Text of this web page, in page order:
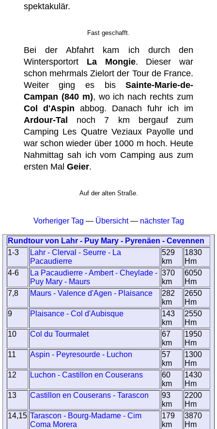
spektakulär.
Fast geschafft.
Bei der Abfahrt kam ich durch den
Wintersportort La Mongie. Dieser war
schon mehrmals Zielort der Tour de France.
Weiter ging es bisSainte-Marie-de-
Campan (840 m), wo ich nach rechts zum
Col d'Aspin abbog. Danach fuhr ich im
Ardour-Tal noch 7 km bergauf zum
Camping Les Quatre Veziaux Payolle und
war schon wieder über 1000 m hoch. Heute
Nahmittag sah ich vom Camping aus zum
ersten Mal Geier.
Auf der alten Straße.
Vorheriger Tag — Übersicht— nächster Tag
Rundtour von Lahr - Puy Mary - Pyrenäen - Cevennen
1-3
Lahr - Clerval - Seurre - La
Pacaudierre
529
km
1830
Hm
4-6
La Pacaudierre - Ambert - Cheylade -
Puy Mary - Maurs
370
km
6050
Hm
7,8
Maurs - Valence d'Agen - Plaisance
282
km
2650
Hm
9
Plaisance - Col d'Aubisque
143
km
2550
Hm
10
Col du Tourmalet
67
km
1950
Hm
11
Aspin - Peyresourde - Luchon
57
km
1300
Hm
12
Luchon - Castillon en Couserans
60
km
1430
Hm
13
Castillon en Couserans - Tarascon
93
km
2200
Hm
14,15 Tarascon - Bourg-Madame - Cim
Coma Morera
179
km
3870
Hm